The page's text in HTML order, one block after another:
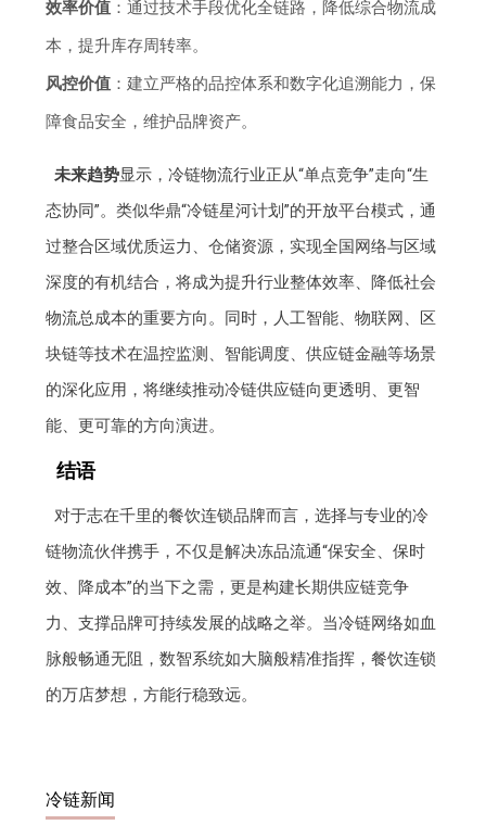
效率价值 ：通过技术手段优化全链路，降低综合物流成
本，提升库存周转率。
风控价值 ：建立严格的品控体系和数字化追溯能力，保
障食品安全，维护品牌资产。
未来趋势显示，冷链物流行业正从“单点竞争”走向“生
态协同”。类似华鼎“冷链星河计划”的开放平台模式，通
过整合区域优质运力、仓储资源，实现全国网络与区域
深度的有机结合，将成为提升行业整体效率、降低社会
物流总成本的重要方向。同时，人工智能、物联网、区
块链等技术在温控监测、智能调度、供应链金融等场景
的深化应用，将继续推动冷链供应链向更透明、更智
能、更可靠的方向演进。
结语
对于志在千里的餐饮连锁品牌而言，选择与专业的冷
链物流伙伴携手，不仅是解决冻品流通“保安全、保时
效、降成本”的当下之需，更是构建长期供应链竞争
力、支撑品牌可持续发展的战略之举。当冷链网络如血
脉般畅通无阻，数智系统如大脑般精准指挥，餐饮连锁
的万店梦想，方能行稳致远。
冷链新闻